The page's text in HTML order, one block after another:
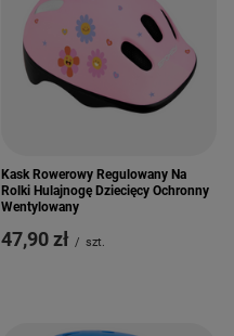
Kask Rowerowy Regulowany Na
Rolki Hulajnogę Dziecięcy Ochronny
Wentylowany
47,90 zł / szt.